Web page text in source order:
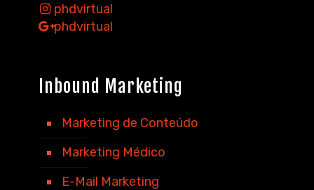
phdvirtual
phdvirtual
Inbound Marketing
Marketing de Conteúdo
Marketing Médico
E-Mail Marketing